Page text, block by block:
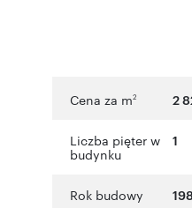
Cena za m2 2
Liczba pięter w
budynku
1
Rok budowy